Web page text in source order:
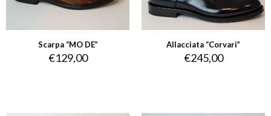
Scarpa “MO DE”
€129,00
Allacciata “Corvari”
€245,00